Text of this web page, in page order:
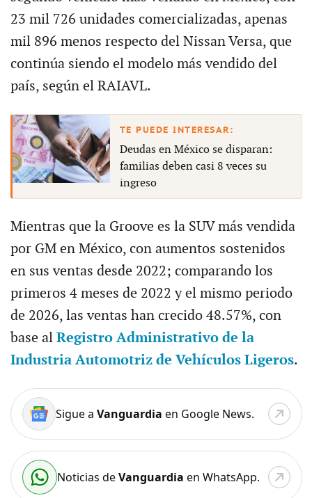
23 mil 726 unidades comercializadas, apenas
mil 896 menos respecto del Nissan Versa, que
continúa siendo el modelo más vendido del
país, según el RAIAVL.
Deudas en México se disparan:
familias deben casi 8 veces su
ingreso
Mientras que la Groove es la SUV más vendida
por GM en México, con aumentos sostenidos
en sus ventas desde 2022; comparando los
primeros 4 meses de 2022 y el mismo periodo
de 2026, las ventas han crecido 48.57%, con
base al Registro Administrativo de la
Industria Automotriz de Vehículos Ligeros.
Sigue a Vanguardia en Google News.
Noticias deVanguardia en WhatsApp.